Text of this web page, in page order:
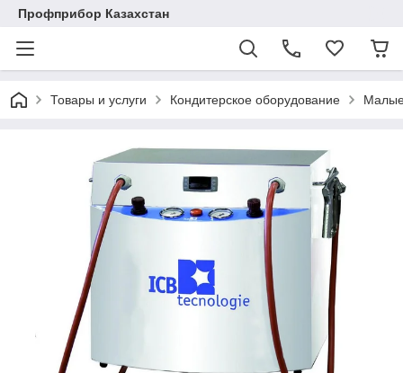
Профприбор Казахстан
Товары и услуги Кондитерское оборудование